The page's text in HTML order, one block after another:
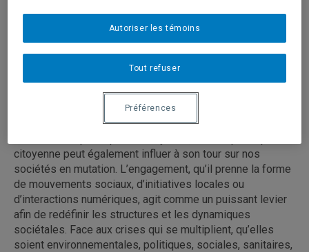
Programme à venir
Dans ce monde multipolaire, certains enjeux sociétaux
citoyenne peut également influer à son tour sur nos
sociétés en mutation. L’engagement, qu’il prenne la forme
de mouvements sociaux, d’initiatives locales ou
d’interactions numériques, agit comme un puissant levier
afin de redéfinir les structures et les dynamiques
sociétales. Face aux crises qui se multiplient, qu’elles
soient environnementales, politiques, sociales, sanitaires,
Tout refuser
Autoriser les témoins
Préférences